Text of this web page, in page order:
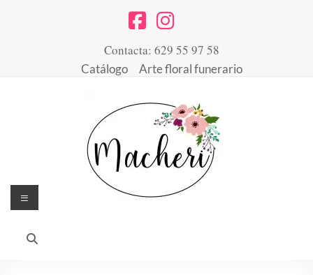
Contacta: 629 55 97 58
Catálogo Arte floral funerario
Floristería
Macheri
floral
Menú